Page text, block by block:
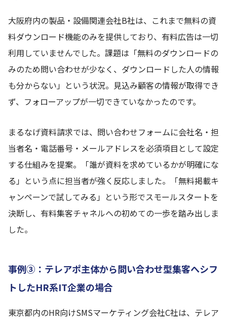
大阪府内の製品・設備関連会社B社は、これまで無料の資
料ダウンロード機能のみを提供しており、有料広告は一切
利用していませんでした。課題は「無料のダウンロードの
みのため問い合わせが少なく、ダウンロードした人の情報
も分からない」という状況。見込み顧客の情報が取得でき
ず、フォローアップが一切できていなかったのです。
まるなげ資料請求では、問い合わせフォームに会社名・担
当者名・電話番号・メールアドレスを必須項目として設定
する仕組みを提案。「誰が資料を求めているかが明確にな
る」という点に担当者が強く反応しました。「無料掲載キ
ャンペーンで試してみる」という形でスモールスタートを
決断し、有料集客チャネルへの初めての一歩を踏み出しま
した。
事例③：テレアポ主体から問い合わせ型集客へシフ
トしたHR系IT企業の場合
東京都内のHR向けSMSマーケティング会社C社は、テレア